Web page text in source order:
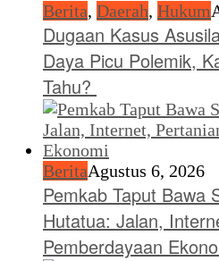
Berita, Daerah, Hukum
Dugaan Kasus
Daya Picu Polemik,
Tahu?
BeritaAgustus 6, 2026
Pemkab Taput Bawa
Hutatua: Jalan,
Pemberdayaan